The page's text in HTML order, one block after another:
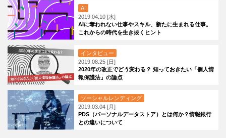
AI
2019.04.10 [水]
AIに奪われない仕事やスキル、新たに生まれる仕事。
これからの時代を生き抜くヒント
インタビュー
2019.08.25 [日]
2020年の改正でどう変わる？ 知っておきたい「個人情
報保護法」の論点
ソーシャルレンディング
2019.03.04 [月]
PDS（パーソナルデータストア）とは何か？情報銀行
との違いについて